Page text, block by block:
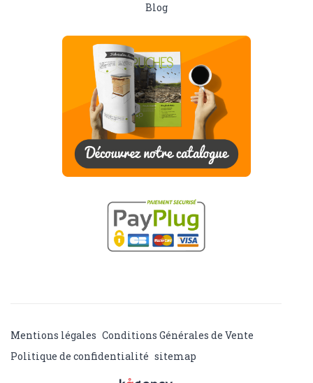
Blog
Mentions légales Conditions Générales de Vente
Politique de confidentialité sitemap